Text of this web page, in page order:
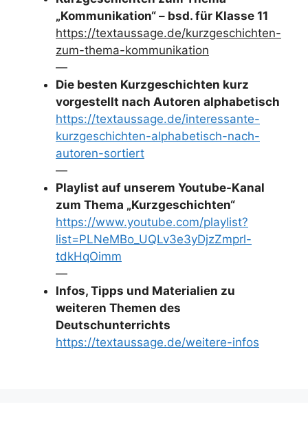
„Kommunikation“ – bsd. für Klasse 11
https://textaussage.de/kurzgeschichten-
zum-thema-kommunikation
—
Die besten Kurzgeschichten kurz
vorgestellt nach Autoren alphabetisch
https://textaussage.de/interessante-
kurzgeschichten-alphabetisch-nach-
autoren-sortiert
—
Playlist auf unserem Youtube-Kanal
zum Thema „Kurzgeschichten“
https://www.youtube.com/playlist?
list=PLNeMBo_UQLv3e3yDjzZmprl-
tdkHqOimm
—
Infos, Tipps und Materialien zu
weiteren Themen des
Deutschunterrichts
https://textaussage.de/weitere-infos